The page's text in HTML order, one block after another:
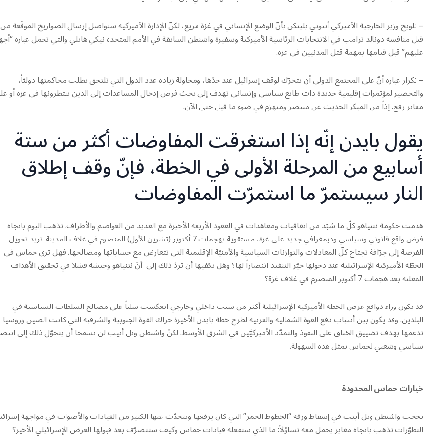
– تلويح وزير الخارجية الأميركي أنتوني بلينكن بأنّ الوضع الإنساني في غزة مريع، لكنّ الإدارة الأميركية ستواصل إرسال الصواريخ الموقّعة من
قبل منافسه دونالد ترامب في الانتخابات الرئاسية الأميركية وسفيرة واشنطن السابقة في الأمم المتحدة نيكي هايلي والتي تحمل عبارة
عليهم” قبل قيامها بمهمة قتل المدنيين في غزة.
– تكرار عبارة أنّ على المجتمع الدولي أن يتحرّك لوقف إسرائيل عند حدّها، ومحاولة زيادة عدد الدول التي تلتحق بطلب محاكمتها دوليّاً،
والتحضير لمؤتمرات إقليمية جديدة ذات طابع سياسي وإنساني تهدف إلى بحث فرص إدخال المساعدات إلى الذين ينتظرونها في غزة أو
معابر رفح. إذاً من المبكر الحديث عن منتصر ومنهزم في ضوء ما قيل حتى الآن.
يقول بايدن إنّه إذا استغرقت المفاوضات أكثر من ستة
أسابيع من المرحلة الأولى في الخطة، فإنّ وقف إطلاق
النار سيستمرّ ما استمرّت المفاوضات
هدمت حكومة نتنياهو كلّ ما شيّد من اتفاقيات ومعاهدات في العقود الأربعة الأخيرة مع العديد من العواصم والأطراف. تذهب اليوم باتجاه
فرض واقع قانوني وسياسي وديمغرافي جديد على غزة، مستقوية بهجمات 7 أكتوبر (تشرين الأول) المنصرم في غلاف المدينة. تريد تحويل
الفرصة إلى جرّافة تجتاح كلّ المعادلات والتوازنات السياسية والأمنيّة الإقليمية التي تتعارض مع حساباتها ومصالحها. فهل ترى حماس في
الخطّة الأميركية الإسرائيلية عند دخولها حيّز التنفيذ انتصاراً لها؟ وهل يكفيها أن تردّ ذلك إلى أنّ نتنياهو وجيشه فشلا في تحقيق الأهداف
المعلنة بعد هجمات 7 أكتوبر المنصرم في غلاف غزة؟
قد يكون وراء دوافع عرض الخطة الأميركية الإسرائيلية أكثر من سبب داخلي وخارجي انعكست سلباً على مصالح السلطات السياسية في
البلدين. وقد يكون بين أسباب دفع القوة الشمالية والغربية لطرح خطة بايدن الأخيرة حراك القوة الجنوبية والشرقية التي كانت الصين وروسيا
تدعمها بهدف تضييق الخناق على النفوذ والتمدّد الأميركيَّين في الشرق الأوسط. لكنّ واشنطن وتل أبيب لن تسمحا أن يتحوّل ذلك إلى
سياسي وشعبي لحماس بمثل هذه السهولة.
خيارات حماس المحدودة
نجحت واشنطن وتل أبيب في إسقاط ورقة “الخطوط الحمر” التي كان يرفعها ويتحدّث عنها الكثير من القيادات والأصوات في مواجهة
التطوّرات تذهب باتجاه مغاير يحمل معه تساؤلاً: ما الذي ستفعله قيادات حماس وكيف ستتصرّف بعد قبولها العرض الإسرائيلي الأخير؟